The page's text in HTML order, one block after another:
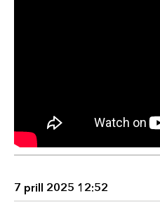
7 prill 2025 12:52